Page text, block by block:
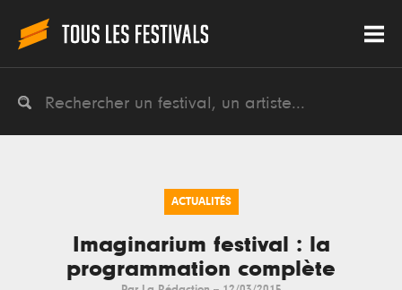
ACTUALITÉS
Imaginarium festival : la
programmation complète